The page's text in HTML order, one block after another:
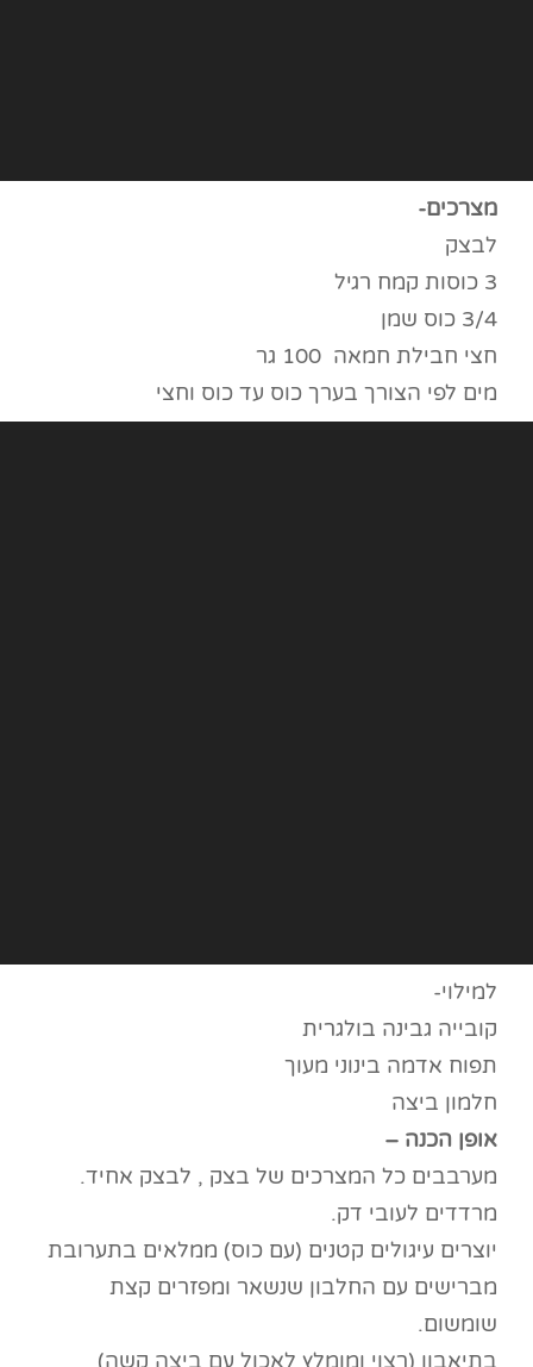
מצרכים-
לבצק
3 כוסות קמח רגיל
3/4 כוס שמן
חצי חבילת חמאה 100 גר
מים לפי הצורך בערך כוס עד כוס וחצי
למילוי-
קובייה גבינה בולגרית
תפוח אדמה בינוני מעוך
חלמון ביצה
אופן הכנה –
מערבבים כל המצרכים של בצק , לבצק אחיד.
מרדדים לעובי דק.
יוצרים עיגולים קטנים (עם כוס) ממלאים בתערובת
מברישים עם החלבון שנשאר ומפזרים קצת
שומשום.
בתיאבון (רצוי ומומלץ לאכול עם ביצה קשה)